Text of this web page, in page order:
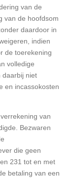
van de
van de hoofdsom
daardoor in
indien
de toerekening
volledige
daarbij niet
en incassokosten
van
Bezwaren
die geen
231 tot en met
betaling van een